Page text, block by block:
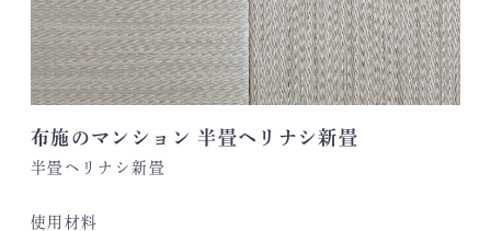
布施のマンション 半畳ヘリナシ新畳
半畳ヘリナシ新畳
使用材料